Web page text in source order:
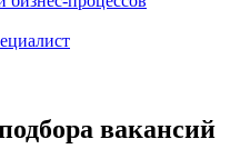
вакансий